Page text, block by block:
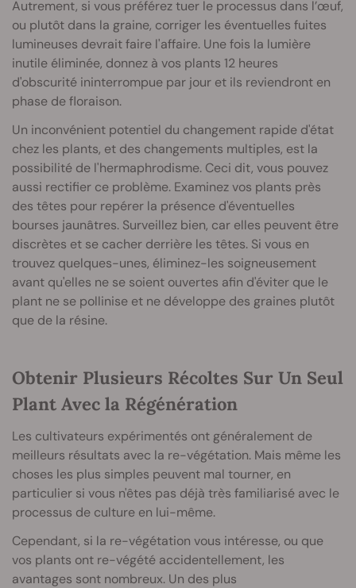
Autrement, si vous préférez tuer le processus dans l’œuf,
ou plutôt dans la graine, corriger les éventuelles fuites
lumineuses devrait faire l'affaire. Une fois la lumière
inutile éliminée, donnez à vos plants 12 heures
d'obscurité ininterrompue par jour et ils reviendront en
phase de floraison.
Un inconvénient potentiel du changement rapide d'état
chez les plants, et des changements multiples, est la
possibilité de l'hermaphrodisme. Ceci dit, vous pouvez
aussi rectifier ce problème. Examinez vos plants près
des têtes pour repérer la présence d'éventuelles
bourses jaunâtres. Surveillez bien, car elles peuvent être
discrètes et se cacher derrière les têtes. Si vous en
trouvez quelques-unes, éliminez-les soigneusement
avant qu'elles ne se soient ouvertes afin d'éviter que le
plant ne se pollinise et ne développe des graines plutôt
que de la résine.
Obtenir Plusieurs Récoltes Sur Un Seul
Plant Avec la Régénération
Les cultivateurs expérimentés ont généralement de
meilleurs résultats avec la re-végétation. Mais même les
choses les plus simples peuvent mal tourner, en
particulier si vous n'êtes pas déjà très familiarisé avec le
processus de culture en lui-même.
Cependant, si la re-végétation vous intéresse, ou que
vos plants ont re-végété accidentellement, les
avantages sont nombreux. Un des plus